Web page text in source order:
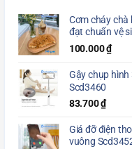
Cơm cháy
đạt chuẩn vệ
100.000₫
Gậy chụp
Scd3460
83.700₫
Giá đỡ điện
vuông